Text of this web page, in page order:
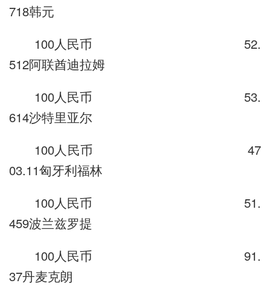
718韩元
100人民币 52.
512阿联酋迪拉姆
100人民币 53.
614沙特里亚尔
100人民币 47
03.11匈牙利福林
100人民币 51.
459波兰兹罗提
100人民币 91.
37丹麦克朗